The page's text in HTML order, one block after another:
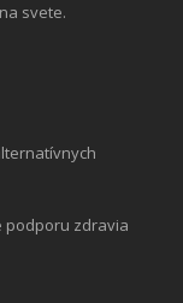
svete.
podporu zdravia